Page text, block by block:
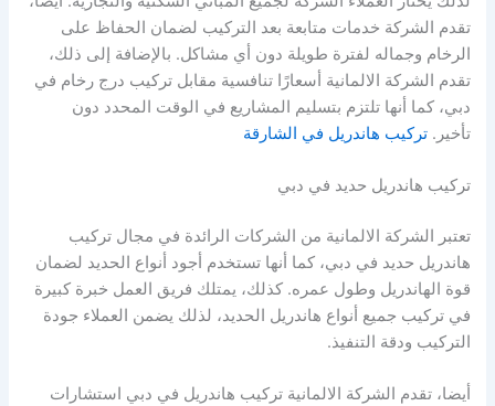
تقدم الشركة خدمات متابعة بعد التركيب لضمان الحفاظ على
الرخام وجماله لفترة طويلة دون أي مشاكل. بالإضافة إلى ذلك،
تقدم الشركة الالمانية أسعارًا تنافسية مقابل تركيب درج رخام في
دبي، كما أنها تلتزم بتسليم المشاريع في الوقت المحدد دون
تأخير.تركيب هاندريل في الشارقة
تركيب هاندريل حديد في دبي
تعتبر الشركة الالمانية من الشركات الرائدة في مجال تركيب
هاندريل حديد في دبي، كما أنها تستخدم أجود أنواع الحديد لضمان
قوة الهاندريل وطول عمره. كذلك، يمتلك فريق العمل خبرة كبيرة
في تركيب جميع أنواع هاندريل الحديد، لذلك يضمن العملاء جودة
التركيب ودقة التنفيذ.
أيضا، تقدم الشركة الالمانية تركيب هاندريل في دبي استشارات